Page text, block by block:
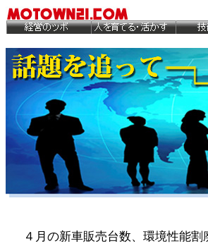
４月の新車販売台数、環境性能割